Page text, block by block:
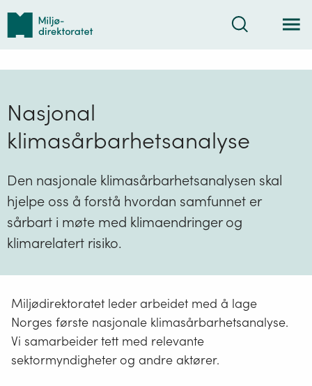
Tilbake
forsiden
Søk
Nasjonal
klimasårbarhetsanalyse
Den nasjonale klimasårbarhetsanalysen skal
hjelpe oss å forstå hvordan samfunnet er
sårbart i møte med klimaendringer og
klimarelatert risiko.
Miljødirektoratet leder arbeidet med å lage
Norges første nasjonale klimasårbarhetsanalyse.
Vi samarbeider tett med relevante
sektormyndigheter og andre aktører.